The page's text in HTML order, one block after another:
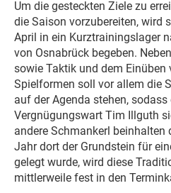
Um die gesteckten Ziele zu
die Saison vorzubereiten, wird
April in ein Kurztrainingslager
von Osnabrück begeben.
sowie Taktik und dem Einüben
Spielformen soll vor allem die
auf der Agenda stehen,
Vergnügungswart Tim Illguth
andere Schmankerl beinhalten
Jahr dort der Grundstein für
gelegt wurde, wird diese
mittlerweile fest in den